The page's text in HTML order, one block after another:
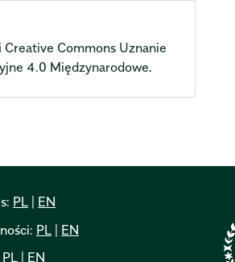
Creative Commons Uznanie
4.0 Międzynarodowe.
PL
EN
PL | EN
PL EN